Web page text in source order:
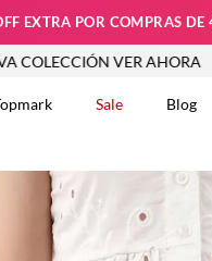
EXTRA POR COMPRAS
VER AHORA
Sale Blog